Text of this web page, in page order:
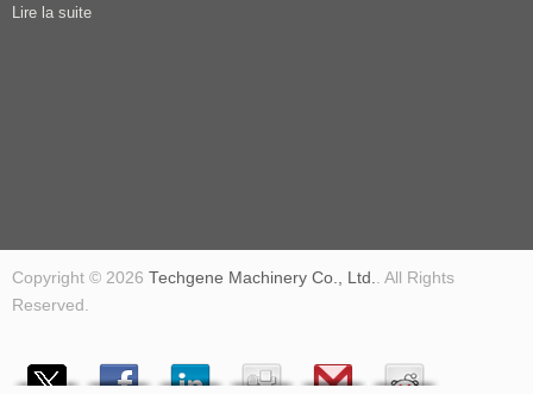
Lire la suite
Copyright © 2026 Techgene Machinery Co., Ltd.
. All Rights
Reserved.